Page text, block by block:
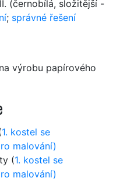
(černobílá, složitější -
; správné řešení
výrobu papírového
1. kostel se
malování)
(1. kostel se
malování)